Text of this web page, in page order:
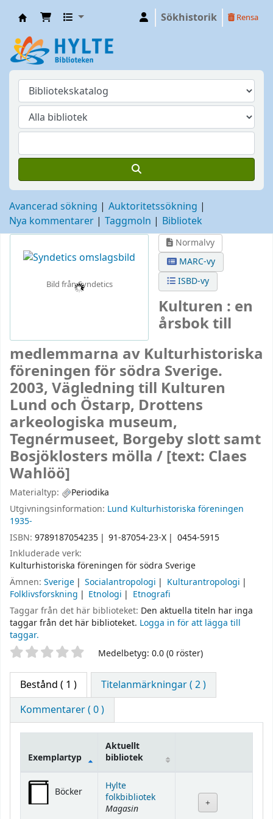
Sökhistorik Rensa
Avancerad sökning
Auktoritetssökning
Nya kommentarer
Taggmoln Bibliotek
Bild från Syndetics
Normalvy
MARC-vy
ISBD-vy
Kulturen : en
årsbok till
medlemmarna av Kulturhistoriska
föreningen för södra Sverige.
2003, Vägledning till Kulturen
Lund och Östarp, Drottens
arkeologiska museum,
Tegnérmuseet, Borgeby slott samt
Bosjöklosters mölla / [text: Claes
Wahlöö]
Materialtyp:
Periodika
Utgivningsinformation: Lund Kulturhistoriska föreningen
1935-
ISBN: 9789187054235 91-87054-23-X
0454-5915
Inkluderade verk:
Kulturhistoriska föreningen för södra Sverige
Ämnen: Sverige Socialantropologi
Kulturantropologi
Folklivsforskning
Etnologi
Etnografi
Taggar från det här biblioteket: Den aktuella titeln har inga
taggar från det här biblioteket. Logga in för att lägga till
taggar.
Betyg Medelbetyg: 0.0 (0 röster)
Bestånd ( 1 )
Titelanmärkningar ( 2 )
Kommentarer ( 0 )
Bestånd
Exemplartyp
Aktuellt
bibliotek
Böcker
Hylte
folkbibliotek
Magasin